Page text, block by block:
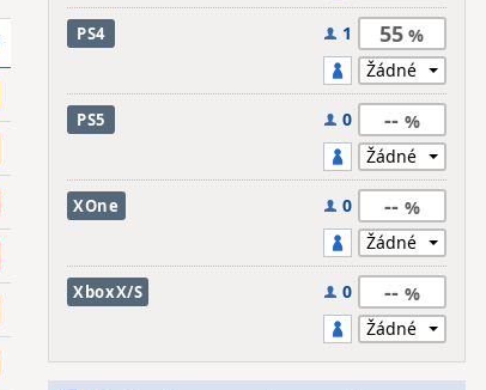
PS4 1 55
PS5 0 --
XOne 0 --
XboxX/S 0 --